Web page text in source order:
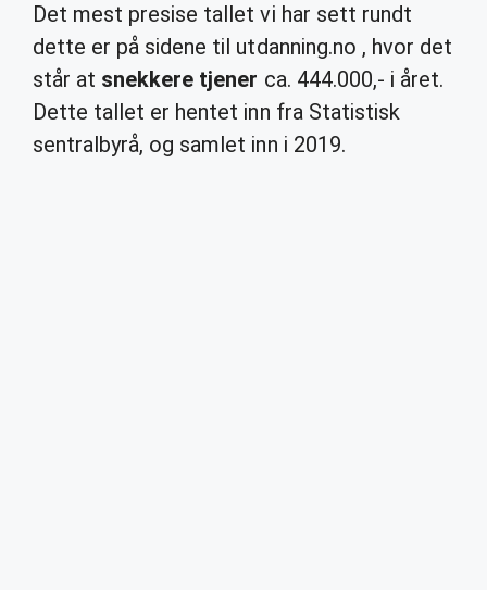
Det mest presise tallet vi har sett rundt
dette er på sidene til utdanning.no , hvor det
står at snekkere tjener ca. 444.000,- i året.
Dette tallet er hentet inn fra Statistisk
sentralbyrå, og samlet inn i 2019.